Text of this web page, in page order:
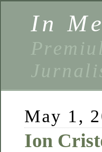
In
May 1,
Ion